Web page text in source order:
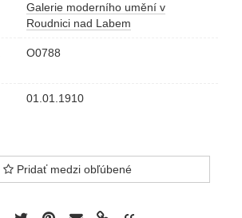
Galerie moderního umění v
Roudnici nad Labem
O0788
01.01.1910
Pridať medzi obľúbené